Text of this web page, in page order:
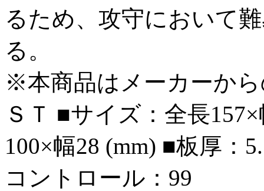
るため、攻守において
る。
※本商品はメーカーか
ＳＴ ■サイズ：全長
100×幅28 (mm) ■板厚：
コントロール：99